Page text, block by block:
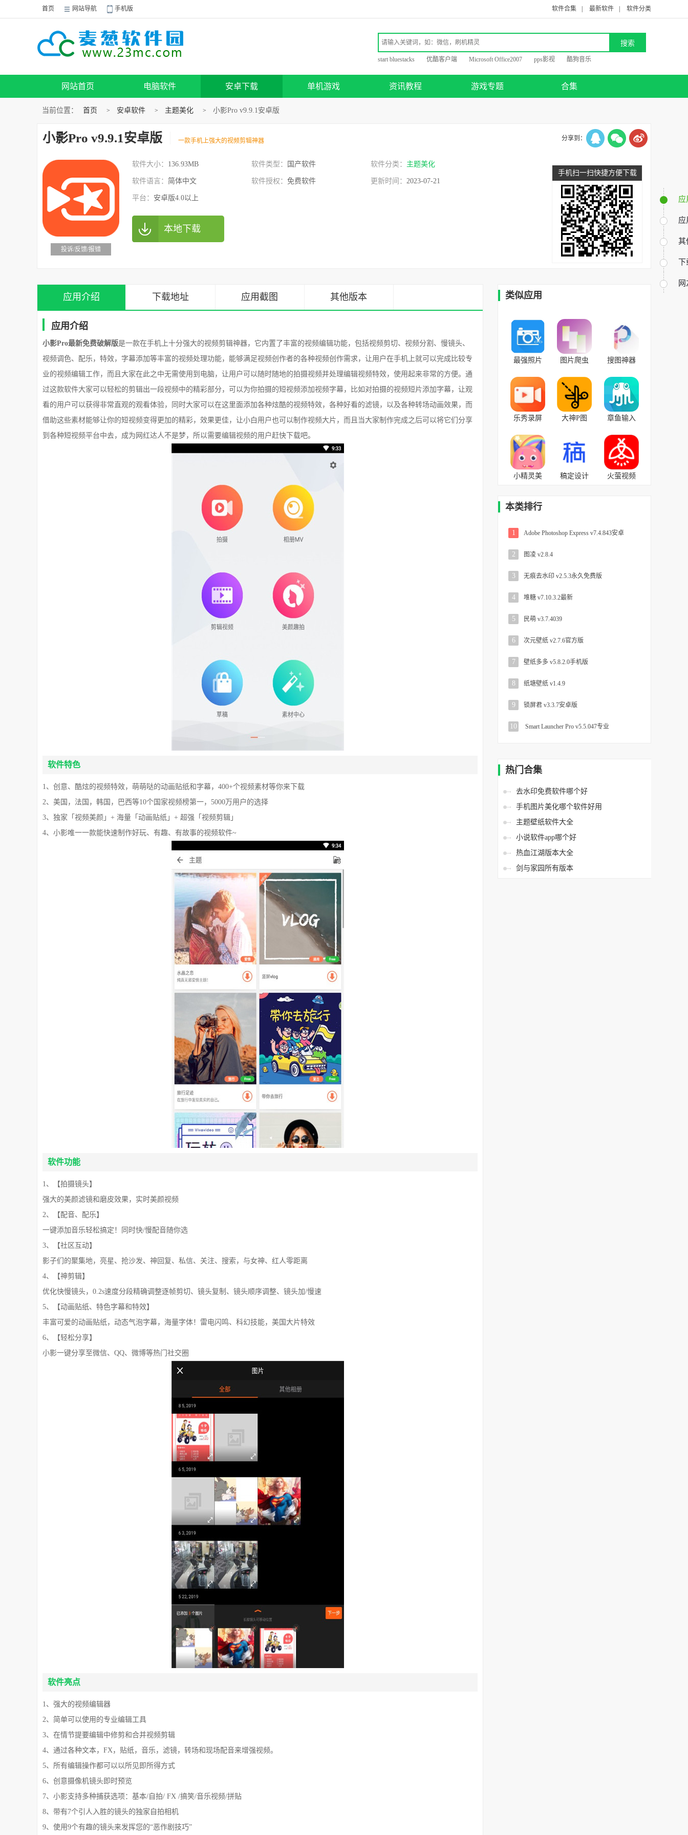
首页 网站导航 手机版 软件合集 最新软件 软件分类
start bluestacks 优酷客户端 Microsoft Office2007 pps影视 酷狗音乐
网站首页 电脑软件 安卓下载 单机游戏 资讯教程 游戏专题 合集
当前位置： 首页 > 安卓软件 > 主题美化 > 小影Pro v9.9.1安卓版
小影Pro v9.9.1安卓版 一款手机上强大的视频剪辑神器 分享到：
投诉/反馈/报错
软件大小： 136.93MB 软件类型： 国产软件 软件分类： 主题美化
软件语言： 简体中文 软件授权： 免费软件 更新时间： 2023-07-21
平台： 安卓版4.0以上
本地下载
手机扫一扫快捷方便下载
类似应用
最强照片
v9.0安卓版
图片爬虫
搜图神器
版
乐秀录屏
安卓版
大神P图
CN官方版
章鱼输入
新免费版
小精灵美
最新版
稿定设计
火萤视频
本类排行
1 Adobe Photoshop Express v7.4.843安卓
2 图凌 v2.8.4
3 无痕去水印 v2.5.3永久免费版
4 堆糖 v7.10.3.2最新
5 民萌 v3.7.4039
6 次元壁纸 v2.7.6官方版
7 壁纸多多 v5.8.2.0手机版
8 纸塘壁纸 v1.4.9
9 锁屏君 v3.3.7安卓版
10 Smart Launcher Pro v5.5.047专业
热门合集
去水印免费软件哪个好
手机图片美化哪个软件好用
主题壁纸软件大全
小说软件app哪个好
热血江湖版本大全
剑与家园所有版本
应用介绍 下载地址 应用截图 其他版本
应用介绍
小影Pro最新免费破解版是一款在手机上十分强大的视频剪辑神器，它内置了丰富的视频编辑功能，包括视频剪切、视频分割、慢镜头、
视频调色、配乐，特效，字幕添加等丰富的视频处理功能，能够满足视频创作者的各种视频创作需求，让用户在手机上就可以完成比较专
业的视频编辑工作，而且大家在此之中无需使用到电脑，让用户可以随时随地的拍摄视频并处理编辑视频特效，使用起来非常的方便。通
过这款软件大家可以轻松的剪辑出一段视频中的精彩部分，可以为你拍摄的短视频添加视频字幕，比如对拍摄的视频短片添加字幕，让观
看的用户可以获得非常直观的观看体验，同时大家可以在这里面添加各种炫酷的视频特效，各种好看的滤镜，以及各种转场动画效果，而
借助这些素材能够让你的短视频变得更加的精彩，效果更佳，让小白用户也可以制作视频大片，而且当大家制作完成之后可以将它们分享
到各种短视频平台中去，成为网红达人不是梦，所以需要编辑视频的用户赶快下载吧。
软件特色
1、创意、酷炫的视频特效，萌萌哒的动画贴纸和字幕，400+个视频素材等你来下载
2、美国，法国，韩国，巴西等10个国家视频榜第一，5000万用户的选择
3、独家「视频美颜」+ 海量「动画贴纸」+ 超强「视频剪辑」
4、小影唯一一款能快速制作好玩、有趣、有故事的视频软件~
软件功能
1、【拍摄镜头】
强大的美颜滤镜和磨皮效果，实时美颜视频
2、【配音、配乐】
一键添加音乐轻松搞定！同时快/慢配音随你选
3、【社区互动】
影子们的聚集地，亮星、抢沙发、神回复、私信、关注、搜索，与女神、红人零距离
4、【神剪辑】
优化快慢镜头，0.2s速度分段精确调整逐帧剪切、镜头复制、镜头顺序调整、镜头加/慢速
5、【动画贴纸、特色字幕和特效】
丰富可爱的动画贴纸，动态气泡字幕，海量字体！雷电闪鸣、科幻技能，美国大片特效
6、【轻松分享】
小影一键分享至微信、QQ、微博等热门社交圈
软件亮点
1、强大的视频编辑器
2、简单可以使用的专业编辑工具
3、在情节提要编辑中修剪和合并视频剪辑
4、通过各种文本，FX，贴纸，音乐，滤镜，转场和现场配音来增强视频。
5、所有编辑操作都可以以所见即所得方式
6、创意摄像机镜头即时预览
7、小影支持多种捕获选项：基本/自拍/ FX /搞笑/音乐视频/拼贴
8、带有7个引人入胜的镜头的独家自拍相机
9、使用9个有趣的镜头来发挥您的“恶作剧技巧”
应
应
其
下